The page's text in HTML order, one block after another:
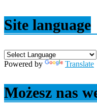
Site language
Powered by Translate
Możesz nas